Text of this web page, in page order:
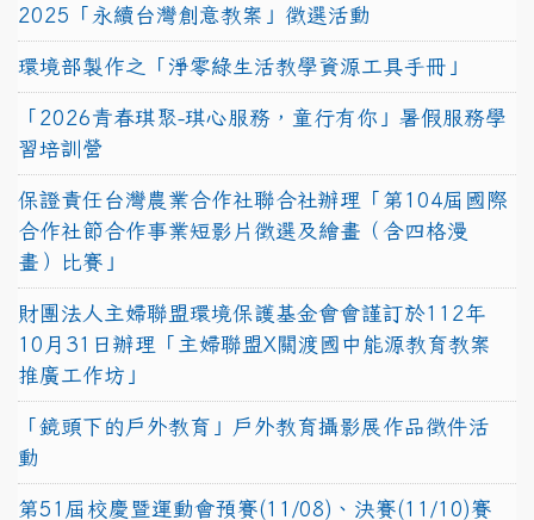
2025「永續台灣創意教案」徵選活動
環境部製作之「淨零綠生活教學資源工具手冊」
「2026青春琪聚-琪心服務，童行有你」暑假服務學
習培訓營
保證責任台灣農業合作社聯合社辦理「第104屆國際
合作社節合作事業短影片徵選及繪畫（含四格漫
畫）比賽」
財團法人主婦聯盟環境保護基金會會謹訂於112年
10月31日辦理「主婦聯盟X關渡國中能源教育教案
推廣工作坊」
「鏡頭下的戶外教育」戶外教育攝影展作品徵件活
動
第51屆校慶暨運動會預賽(11/08)、決賽(11/10)賽